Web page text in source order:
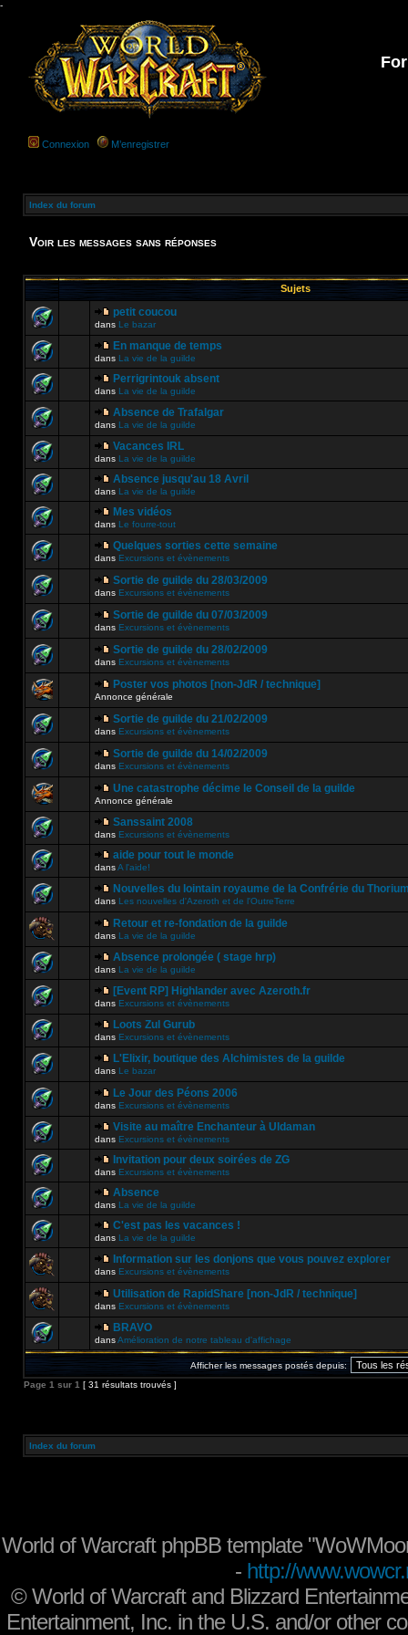
-
Connexion M’enregistrer
Index du forum
Voir les messages sans réponses
Sujets
petit coucou
dans Le bazar
En manque de temps
dans La vie de la guilde
Perrigrintouk absent
dans La vie de la guilde
Absence de Trafalgar
dans La vie de la guilde
Vacances IRL
dans La vie de la guilde
Absence jusqu'au 18 Avril
dans La vie de la guilde
Mes vidéos
dans Le fourre-tout
Quelques sorties cette semaine
dans Excursions et évènements
Sortie de guilde du 28/03/2009
dans Excursions et évènements
Sortie de guilde du 07/03/2009
dans Excursions et évènements
Sortie de guilde du 28/02/2009
dans Excursions et évènements
Poster vos photos [non-JdR / technique]
Annonce générale
Sortie de guilde du 21/02/2009
dans Excursions et évènements
Sortie de guilde du 14/02/2009
dans Excursions et évènements
Une catastrophe décime le Conseil de la guilde
Annonce générale
Sanssaint 2008
dans Excursions et évènements
aide pour tout le monde
dansA l'aide!
Nouvelles du lointain royaume de la Confrérie du
dans Les nouvelles d'Azeroth et de l'OutreTerre
Retour et re-fondation de la guilde
dans La vie de la guilde
Absence prolongée ( stage hrp)
dans La vie de la guilde
[Event RP] Highlander avec Azeroth.fr
dans Excursions et évènements
Loots Zul Gurub
dans Excursions et évènements
L'Elixir, boutique des Alchimistes de la guilde
dans Le bazar
Le Jour des Péons 2006
dans Excursions et évènements
Visite au maître Enchanteur à Uldaman
dans Excursions et évènements
Invitation pour deux soirées de ZG
dans Excursions et évènements
Absence
dans La vie de la guilde
C'est pas les vacances !
dans La vie de la guilde
Information sur les donjons que vous pouvez explorer
dans Excursions et évènements
Utilisation de RapidShare [non-JdR / technique]
dans Excursions et évènements
BRAVO
dansAmélioration de notre tableau d'affichage
Afficher les messages postés depuis:
Page 1 sur 1 [ 31 résultats trouvés ]
Index du forum
World of Warcraft phpBB template
- http://
©World of Warcraft and Blizzard
Entertainment, Inc. in the U.S. and/or other